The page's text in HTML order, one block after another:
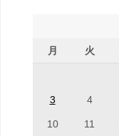
月 火
3 4
10 11